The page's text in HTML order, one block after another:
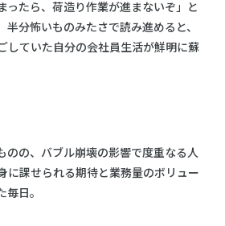
ったら、荷造り作業が進まないぞ」と
半分怖いものみたさで読み進めると、
していた自分の会社員生活が鮮明に蘇
のの、バブル崩壊の影響で度重なる人
に課せられる期待と業務量のボリュー
日。